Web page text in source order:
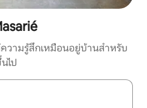
ามรู้สึกเหมือนอยู่บ้านสำหรับ
ไป
ผัสหรือปัด เพื่อสำรวจผลการค้นหา